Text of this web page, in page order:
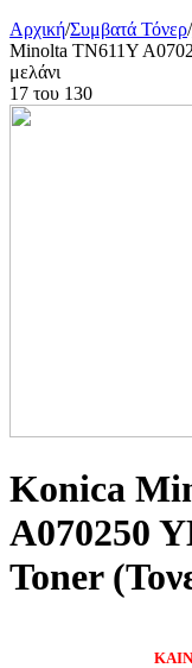
Αρχική/Συμβατά Τόνερ/
Minolta TN611Y
μελάνι
17 του 130
Konica
A070250
Toner